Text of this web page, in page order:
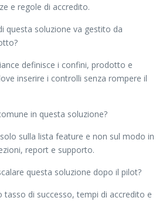
e regole di accredito.
questa soluzione va gestito da
definisce i confini, prodotto e
inserire i controlli senza rompere il
in questa soluzione?
sulla lista feature e non sul modo in
report e supporto.
questa soluzione dopo il pilot?
tasso di successo, tempi di accredito e